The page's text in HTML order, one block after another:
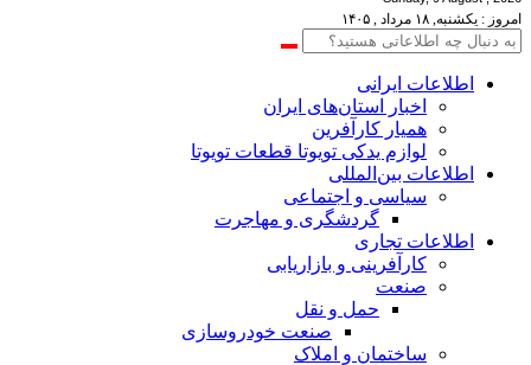
امروز : یکشنبه, ۱۸ مرداد , ۱۴۰۵
اطلاعات‌ ‎ایرانی
اخبار استان‌های ایران
همیار کارآفرین
لوازم یدکی تویوتا قطعات تویوتا
اطلاعات بین‌المللی
سیاسی و اجتماعی
گردشگری و مهاجرت
اطلاعات تجاری
کارآفرینی و بازاریابی
صنعت
حمل و نقل
صنعت خودروسازی
ساختمان و املاک